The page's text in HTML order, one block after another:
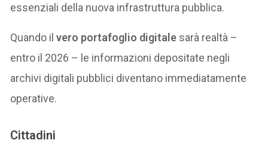
essenziali della nuova infrastruttura pubblica.
Quando il vero portafoglio digitale sarà realtà –
entro il 2026 – le informazioni depositate negli
archivi digitali pubblici diventano immediatamente
operative.
Cittadini